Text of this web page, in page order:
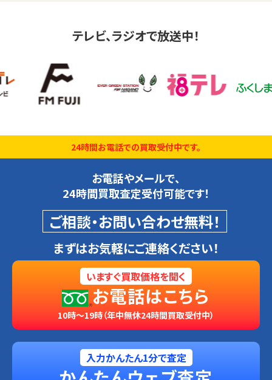
テレビ、ラジオで放送中！
24時間お電話での買取受付中です。
お電話やメールで、
24時間買取査定受付可能です！
ご相談・お問い合わせ無料！
まずはお気軽にご連絡ください！
いますぐ買取価格を聞く
お電話はこちら
10時～19時（年中無休24時間買取受付中）
入力かんたん1分で査定